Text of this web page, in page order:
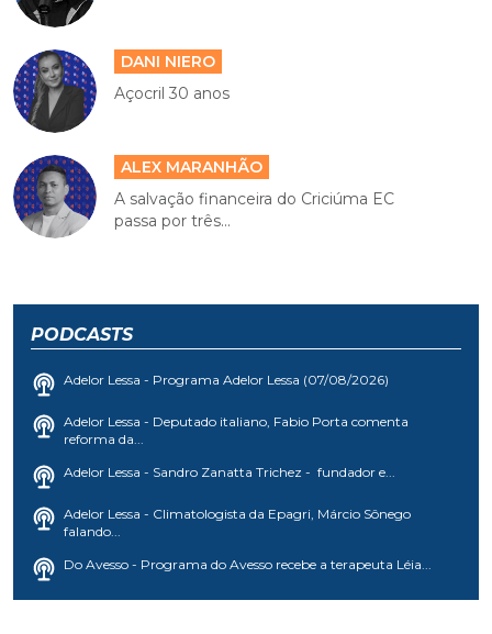
DANI NIERO
Açocril 30 anos
ALEX MARANHÃO
A salvação financeira do Criciúma EC
passa por três...
PODCASTS
Adelor Lessa - Programa Adelor Lessa (07/08/2026)
Adelor Lessa - Deputado italiano, Fabio Porta comenta
reforma da...
Adelor Lessa - Sandro Zanatta Trichez - fundador e...
Adelor Lessa - Climatologista da Epagri, Márcio Sônego
falando...
Do Avesso - Programa do Avesso recebe a terapeuta Léia...